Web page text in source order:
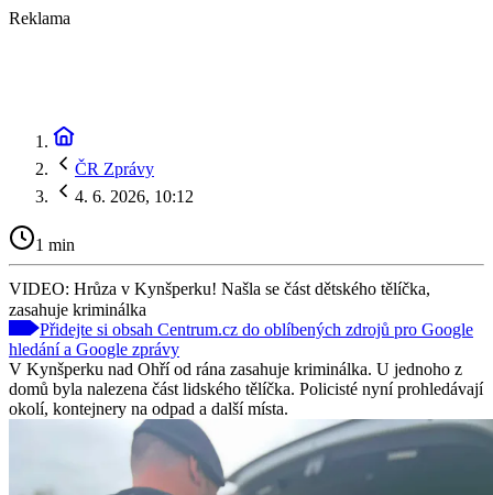
Reklama
ČR Zprávy
4. 6. 2026, 10:12
1 min
VIDEO: Hrůza v Kynšperku! Našla se část dětského tělíčka,
zasahuje kriminálka
Přidejte si obsah Centrum.cz do oblíbených zdrojů pro Google
hledání a Google zprávy
V Kynšperku nad Ohří od rána zasahuje kriminálka. U jednoho z
domů byla nalezena část lidského tělíčka. Policisté nyní prohledávají
okolí, kontejnery na odpad a další místa.